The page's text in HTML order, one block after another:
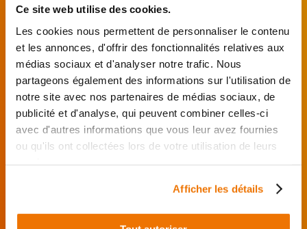
Ce site web utilise des cookies.
Les cookies nous permettent de personnaliser le contenu
et les annonces, d'offrir des fonctionnalités relatives aux
médias sociaux et d'analyser notre trafic. Nous
partageons également des informations sur l'utilisation de
notre site avec nos partenaires de médias sociaux, de
publicité et d'analyse, qui peuvent combiner celles-ci
avec d'autres informations que vous leur avez fournies
ou qu'ils ont collectées lors de votre utilisation de leurs
Afficher les détails
FAITES MONTER VOTRE PIÈCE !
De l’achat depièces motosd’occasion garanties
jusqu'à la révision complète de votremoto,
retrouvez notre réseau de réparateurs et de
garages partenaires.
Je choisis mon réparateur et me
présente au garage.
Mes pièces sont livrées et